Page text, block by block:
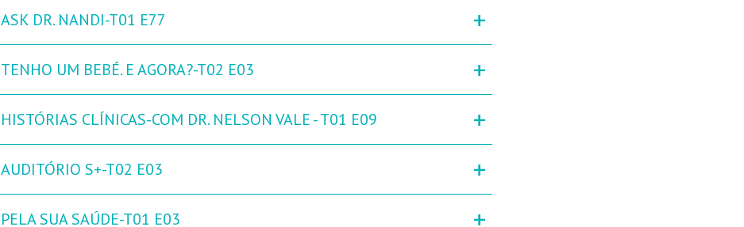
ASK DR. NANDI-T01 E77 +
TENHO UM BEBÉ. E AGORA?-T02 E03 +
HISTÓRIAS CLÍNICAS-COM DR. NELSON VALE - T01 E09 +
AUDITÓRIO S+-T02 E03 +
PELA SUA SAÚDE-T01 E03 +